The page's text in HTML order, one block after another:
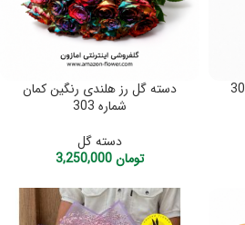
دسته گل رز هلندی رنگین کمان
شماره 303
دسته گل
تومان